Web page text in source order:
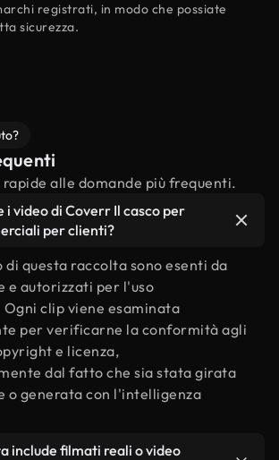
registrati, in modo che possiate
sicurezza.
alle domande più frequenti.
i video di Coverr Il casco per
per clienti?
di questa raccolta sono esenti da
e autorizzati per l'uso
clip viene esaminata
per verificarne la conformità agli
e licenza,
dal fatto che sia stata girata
o generata con l'intelligenza
include filmati reali o video